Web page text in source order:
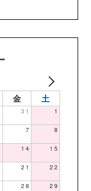
金 土
31 1
7 8
14 15
21 22
28 29